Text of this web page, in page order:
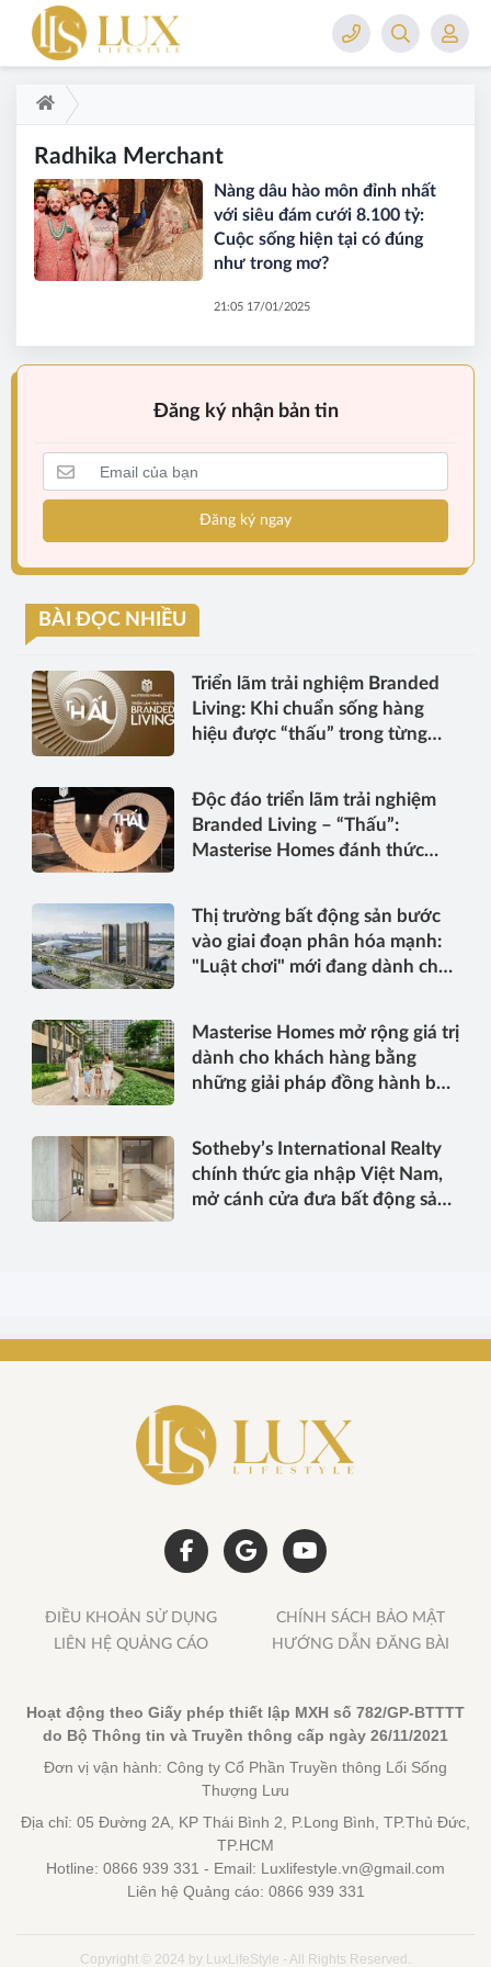
Radhika Merchant
Nàng dâu hào môn đỉnh nhất
với siêu đám cưới 8.100 tỷ:
Cuộc sống hiện tại có đúng
như trong mơ?
21:05 17/01/2025
Đăng ký nhận bản tin
Đăng ký ngay
BÀI ĐỌC NHIỀU
Triển lãm trải nghiệm Branded
Living: Khi chuẩn sống hàng
hiệu được “thấu” trong từng
Độc đáo triển lãm trải nghiệm
Branded Living – “Thấu”:
Masterise Homes đánh thức
Thị trường bất động sản bước
vào giai đoạn phân hóa mạnh:
"Luật chơi" mới đang dành cho
Masterise Homes mở rộng giá trị
dành cho khách hàng bằng
những giải pháp đồng hành bền
Sotheby’s International Realty
chính thức gia nhập Việt Nam,
mở cánh cửa đưa bất động sản
ĐIỀU KHOẢN SỬ DỤNG
CHÍNH SÁCH BẢO MẬT
LIÊN HỆ QUẢNG CÁO
HƯỚNG DẪN ĐĂNG BÀI
Hoạt động theo Giấy phép thiết lập MXH số 782/GP-BTTTT
do Bộ Thông tin và Truyền thông cấp ngày 26/11/2021
Đơn vị vận hành: Công ty Cổ Phần Truyền thông Lối Sống
Thượng Lưu
Địa chỉ: 05 Đường 2A, KP Thái Bình 2, P.Long Bình, TP.Thủ Đức,
TP.HCM
Hotline: 0866 939 331 - Email: Luxlifestyle.vn@gmail.com
Liên hệ Quảng cáo: 0866 939 331
Copyright © 2024 by LuxLifeStyle - All Rights Reserved.